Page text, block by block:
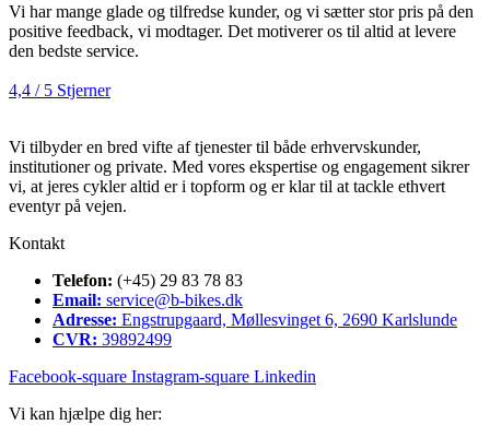
Vi har mange glade og tilfredse kunder, og vi sætter stor pris på den
positive feedback, vi modtager. Det motiverer os til altid at levere
den bedste service.
4,4 / 5 Stjerner
Vi tilbyder en bred vifte af tjenester til både erhvervskunder,
institutioner og private. Med vores ekspertise og engagement sikrer
vi, at jeres cykler altid er i topform og er klar til at tackle ethvert
eventyr på vejen.
Kontakt
Telefon: (+45) 29 83 78 83
Email: service@b-bikes.dk
Adresse: Engstrupgaard, Møllesvinget 6, 2690 Karlslunde
CVR: 39892499
Facebook-square Instagram-square Linkedin
Vi kan hjælpe dig her: